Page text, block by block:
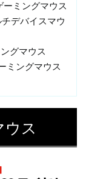
ーミングマウス
デバイスマウ
グマウス
ミングマウス
ウス